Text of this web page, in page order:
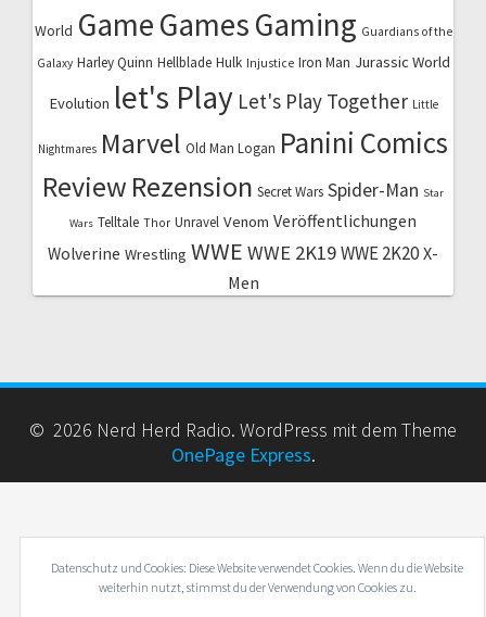
World GameGamesGaming Guardians of the
Galaxy Harley Quinn Hellblade Hulk Injustice Iron Man Jurassic World
Evolution let's Play Let's Play Together Little
Nightmares Marvel Old Man Logan Panini Comics
Review Rezension Secret Wars Spider-Man Star
Wars Telltale Thor Unravel Venom Veröffentlichungen
Wolverine Wrestling WWE WWE 2K19WWE 2K20 X-
Men
© 2026 Nerd Herd Radio. WordPress mit dem Theme
OnePage Express.
Datenschutz und Cookies: Diese Website verwendet Cookies. Wenn du die Website
weiterhin nutzt, stimmst du der Verwendung von Cookies zu.